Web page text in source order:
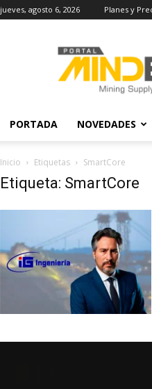
jueves, agosto 6, 2026 Planes y
Minera
PORTADA NOVEDADES
Inicio Etiquetas SmartCore
Etiqueta: SmartCore